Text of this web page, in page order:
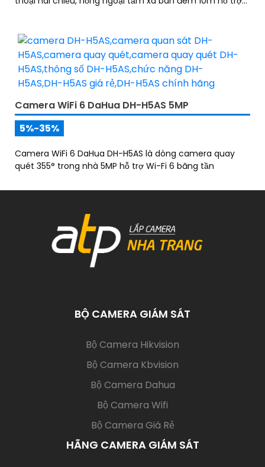
Camera WiFi 6 DaHua DH-H5AS 5MP
5%-35%
Camera WiFi 6 DaHua DH-H5AS là dòng camera quay
quét 355° trong nhà 5MP hỗ trợ Wi-Fi 6 băng tần
BỘ CAMERA GIÁM SÁT
Bộ Camera Hikvision
Bộ Camera Kbvision
Bộ Camera Dahua
Bộ Camera Wifi
Bộ Camera Giá Rẻ
HÃNG CAMERA GIÁM SÁT